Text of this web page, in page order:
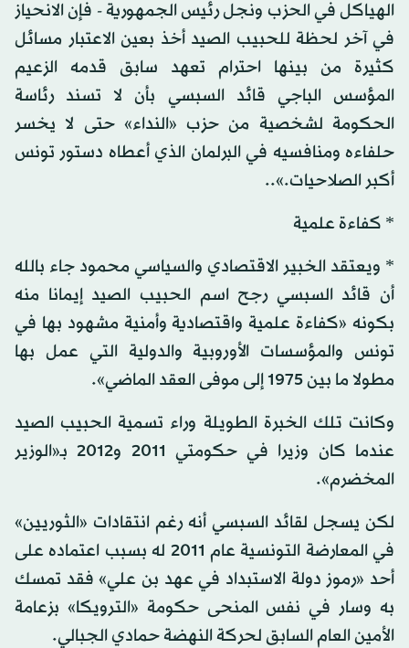
الهياكل في الحزب ونجل رئيس الجمهورية - فإن الانحياز
في آخر لحظة للحبيب الصيد أخذ بعين الاعتبار مسائل
كثيرة من بينها احترام تعهد سابق قدمه الزعيم
المؤسس الباجي قائد السبسي بأن لا تسند رئاسة
الحكومة لشخصية من حزب «النداء» حتى لا يخسر
حلفاءه ومنافسيه في البرلمان الذي أعطاه دستور تونس
أكبر الصلاحيات.»..
* كفاءة علمية
* ويعتقد الخبير الاقتصادي والسياسي محمود جاء بالله
أن قائد السبسي رجح اسم الحبيب الصيد إيمانا منه
بكونه «كفاءة علمية واقتصادية وأمنية مشهود بها في
تونس والمؤسسات الأوروبية والدولية التي عمل بها
مطولا ما بين 1975 إلى موفى العقد الماضي».
وكانت تلك الخبرة الطويلة وراء تسمية الحبيب الصيد
عندما كان وزيرا في حكومتي 2011 و2012 بـ«الوزير
المخضرم».
لكن يسجل لقائد السبسي أنه رغم انتقادات «الثوريين»
في المعارضة التونسية عام 2011 له بسبب اعتماده على
أحد «رموز دولة الاستبداد في عهد بن علي» فقد تمسك
به وسار في نفس المنحى حكومة «الترويكا» بزعامة
الأمين العام السابق لحركة النهضة حمادي الجبالي.